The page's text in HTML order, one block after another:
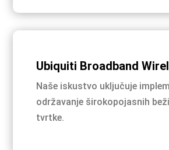
Ubiquiti Broadband
Naše iskustvo uključuje
održavanje širokopojasnih
tvrtke.